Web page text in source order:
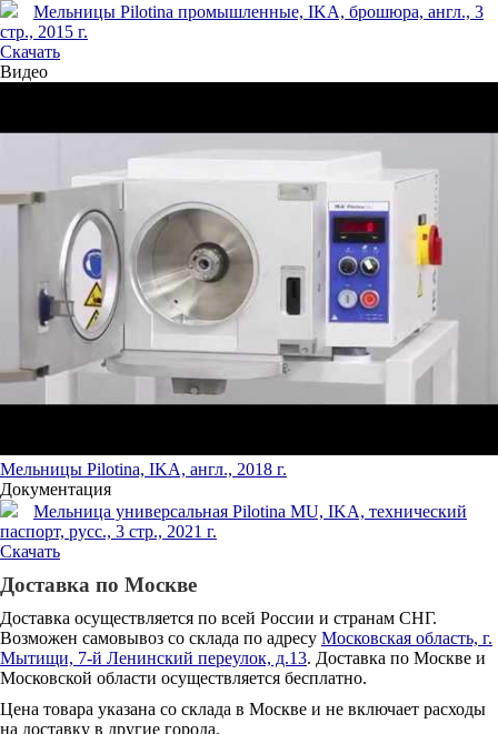
Мельницы Pilotina промышленные, IKA, брошюра, англ., 3
стр., 2015 г.
Скачать
Видео
Мельницы Pilotina, IKA, англ., 2018 г.
Документация
Мельница универсальная Pilotina MU, IKA, технический
паспорт, русс., 3 стр., 2021 г.
Скачать
Доставка по Москве
Доставка осуществляется по всей России и странам СНГ.
Возможен самовывоз со склада по адресу Московская область, г.
Мытищи, 7-й Ленинский переулок, д.13. Доставка по Москве и
Московской области осуществляется бесплатно.
Цена товара указана со склада в Москве и не включает расходы
на доставку в другие города.